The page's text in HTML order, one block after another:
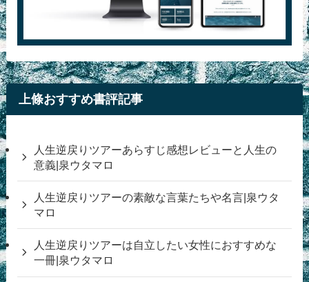
上條おすすめ書評記事
人生逆戻りツアーあらすじ感想レビューと人生の
意義|泉ウタマロ
人生逆戻りツアーの素敵な言葉たちや名言|泉ウタ
マロ
人生逆戻りツアーは自立したい女性におすすめな
一冊|泉ウタマロ